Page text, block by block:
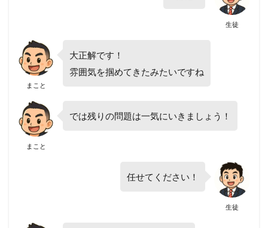
生徒
まこと
大正解です！
雰囲気を掴めてきたみたいですね
まこと
では残りの問題は一気にいきましょう！
生徒
任せてください！